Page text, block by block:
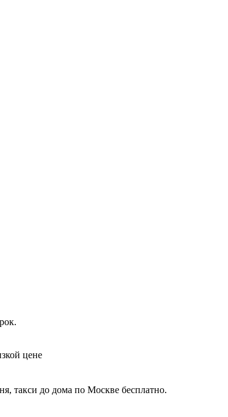
цене
такси до дома по Москве бесплатно.